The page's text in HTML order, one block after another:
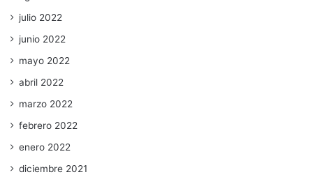
julio 2022
junio 2022
mayo 2022
abril 2022
marzo 2022
febrero 2022
enero 2022
diciembre 2021